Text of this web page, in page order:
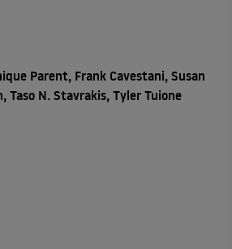
Parent, Frank Cavestani, Susan
Taso N. Stavrakis, Tyler Tuione